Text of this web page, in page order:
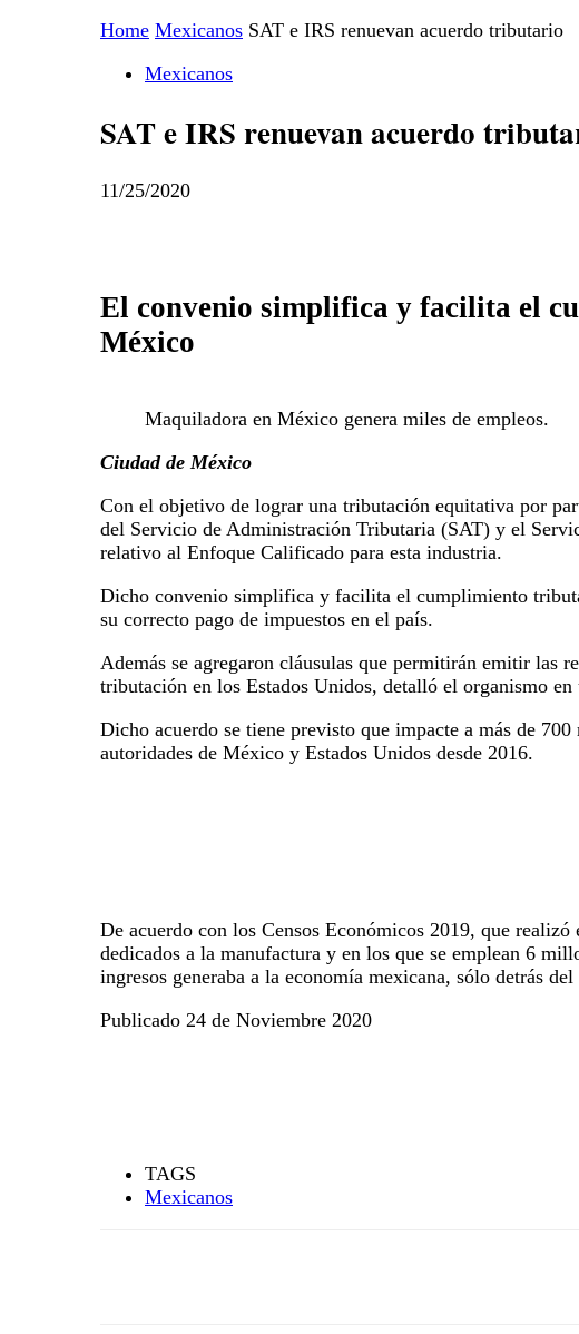
Home Mexicanos SAT e IRS renuevan acuerdo tributario
Mexicanos
SAT e IRS renuevan acuerdo
11/25/2020
El convenio simplifica y facilita el
México
Maquiladora en México genera miles de empleos.
Ciudad de México
Con el objetivo de lograr una tributación equitativa por
del Servicio de Administración Tributaria (SAT) y el
relativo al Enfoque Calificado para esta industria.
Dicho convenio simplifica y facilita el cumplimiento
su correcto pago de impuestos en el país.
Además se agregaron cláusulas que permitirán emitir las
tributación en los Estados Unidos, detalló el organismo en
Dicho acuerdo se tiene previsto que impacte a más de
autoridades de México y Estados Unidos desde 2016.
De acuerdo con los Censos Económicos 2019, que
dedicados a la manufactura y en los que se emplean 6
ingresos generaba a la economía mexicana, sólo detrás
Publicado 24 de Noviembre 2020
TAGS
Mexicanos